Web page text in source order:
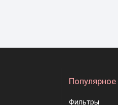
Популярное
Фильтры